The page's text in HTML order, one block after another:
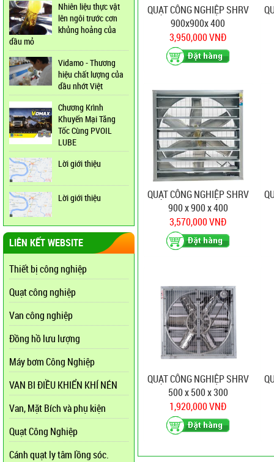
Nhiên liệu thực vật
lên ngôi trước cơn
khủng hoảng của
dầu mỏ
Vidamo - Thương
hiệu chất lượng của
dầu nhớt Việt
Chương Krình
Khuyến Mại Tăng
Tốc Cùng PVOIL
LUBE
Lời giới thiệu
Lời giới thiệu
LIÊN KẾT WEBSITE
Thiết bị công nghiệp
Quạt công nghiệp
Van công nghiệp
Đồng hồ lưu lượng
Máy bơm Công Nghiệp
VAN BI ĐIỀU KHIỂN KHÍ NÉN
Van, Mặt Bích và phụ kiện
Quạt Công Nghiệp
Cánh quạt ly tâm lồng sóc.
QUẠT CÔNG NGHIỆP SHRV
900x900x 400
3,950,000 VNĐ
QUẠT CÔNG NGHIỆP SHRV
900 x 900 x 400
3,570,000 VNĐ
QUẠT CÔNG NGHIỆP SHRV
500 x 500 x 300
1,920,000 VNĐ